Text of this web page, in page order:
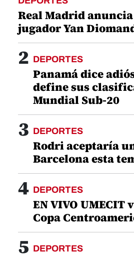
Real Madrid
jugador Yan
2 DEPORTES
Panamá dice
define sus
Mundial Sub-20
3 DEPORTES
Rodri aceptaría
Barcelona esta
4 DEPORTES
EN VIVO UMECIT
Copa
5 DEPORTES